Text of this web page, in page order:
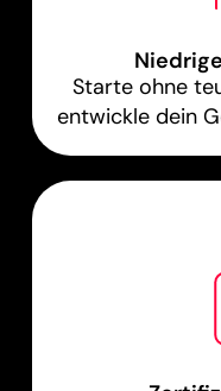
Starte ohne
entwickle dein